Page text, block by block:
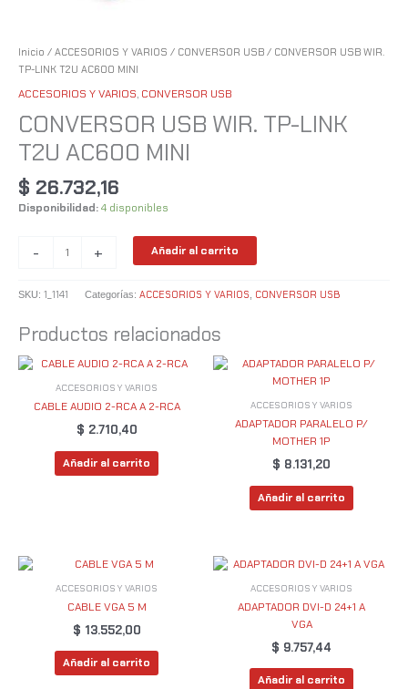
Inicio / ACCESORIOS Y VARIOS / CONVERSOR USB / CONVERSOR USB WIR.
TP-LINK T2U AC600 MINI
ACCESORIOS Y VARIOS, CONVERSOR USB
CONVERSOR USB WIR. TP-LINK
T2U AC600 MINI
$ 26.732,16
Disponibilidad:4 disponibles
- + Añadir al carrito
SKU: 1_1141 Categorías: ACCESORIOS Y VARIOS CONVERSOR USB
Productos relacionados
ACCESORIOS Y VARIOS
CABLE AUDIO 2-RCA A 2-RCA
$ 2.710,40
Añadir al carrito
ACCESORIOS Y VARIOS
ADAPTADOR PARALELO P/
MOTHER 1P
$ 8.131,20
Añadir al carrito
ACCESORIOS Y VARIOS
CABLE VGA 5 M
$ 13.552,00
Añadir al carrito
ACCESORIOS Y VARIOS
ADAPTADOR DVI-D 24+1 A
VGA
$ 9.757,44
Añadir al carrito